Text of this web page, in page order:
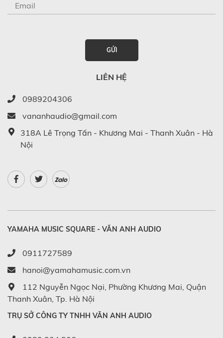
GỬI
LIÊN HỆ
0989204306
vananhaudio@gmail.com
318A Lê Trọng Tấn - Khương Mai - Thanh Xuân - Hà
Nội
Zalo
YAMAHA MUSIC SQUARE - VĂN ANH AUDIO
0911727589
hanoi@yamahamusic.com.vn
112 Nguyễn Ngọc Nại, Phường Khương Mai, Quận
Thanh Xuân, Tp. Hà Nội
TRỤ SỞ CÔNG TY TNHH VĂN ANH AUDIO